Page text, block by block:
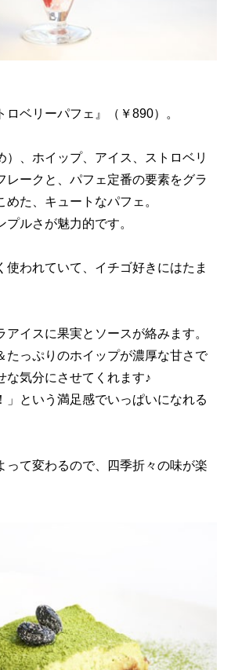
ロベリーパフェ』（￥890）。
）、ホイップ、アイス、ストロベリ
レークと、パフェ定番の要素をグラ
めた、キュートなパフェ。
ルさが魅力的です。
使われていて、イチゴ好きにはたま
アイスに果実とソースが絡みます。
たっぷりのホイップが濃厚な甘さで
な気分にさせてくれます♪
」という満足感でいっぱいになれる
って変わるので、四季折々の味が楽